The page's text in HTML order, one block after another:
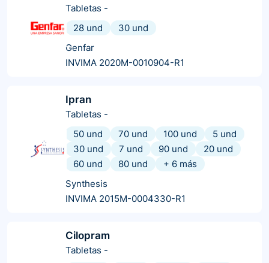
Tabletas -
28 und
30 und
Genfar
INVIMA 2020M-0010904-R1
Ipran
Tabletas -
50 und
70 und 100 und
5 und
30 und
7 und 90 und
20 und
60 und
80 und + 6 más
Synthesis
INVIMA 2015M-0004330-R1
Cilopram
Tabletas -